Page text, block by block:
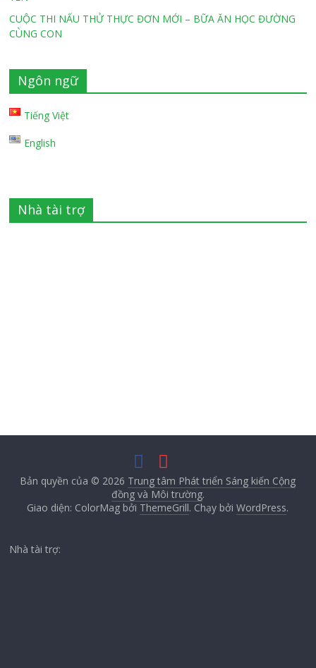
CUỘC THI NẤU THỬ THỰC ĐƠN MỚI – BỮA ĂN HỌC ĐƯỜNG
CÙNG CON
Ngôn ngữ
Tiếng Việt
English
Nhà tài trợ
Bản quyền của © 2026 Trung tâm Phát triển Sáng kiến Cộng
đồng và Môi trường.
Giao diện: ColorMag bởi ThemeGrill. Chạy bởiWordPress.
Nhà tài trợ: